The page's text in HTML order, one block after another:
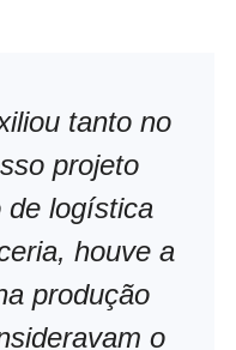
tanto no
projeto
de logística
houve a
produção
o